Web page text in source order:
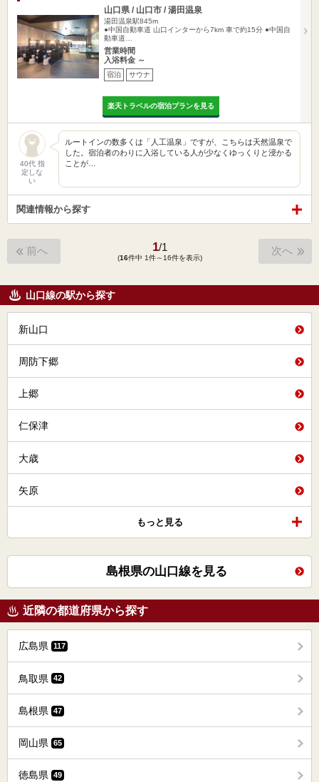
山口県 / 山口市 / 湯田温泉
湯田温泉駅845m
●中国自動車道 山口インターから7km 車で約15分 ●中国自
動車道…
営業時間
入浴料金 ～
宿泊 サウナ
楽天トラベルの宿泊プランを見る
40代 指
定しな
い
ルートインの数多くは「人工温泉」ですが、こちらは天然温泉で
した。宿泊者のわりに入浴している人が少なくゆっくりと浸かる
ことが…
関連情報から探す
前へ 1/1
(16件中 1件～16件を表示)
次へ
山口線の駅から探す
新山口
周防下郷
上郷
仁保津
大歳
矢原
もっと見る
島根県の山口線を見る
近隣の都道府県から探す
広島県 117
鳥取県 42
島根県 47
岡山県 65
徳島県 49